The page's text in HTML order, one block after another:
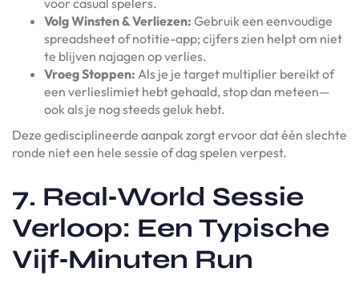
voor casual spelers.
Volg Winsten & Verliezen: Gebruik een eenvoudige
spreadsheet of notitie-app; cijfers zien helpt om niet
te blijven najagen op verlies.
Vroeg Stoppen: Als je je target multiplier bereikt of
een verlieslimiet hebt gehaald, stop dan meteen—
ook als je nog steeds geluk hebt.
Deze gedisciplineerde aanpak zorgt ervoor dat één slechte
ronde niet een hele sessie of dag spelen verpest.
7. Real‑World Sessie
Verloop: Een Typische
Vijf‑Minuten Run